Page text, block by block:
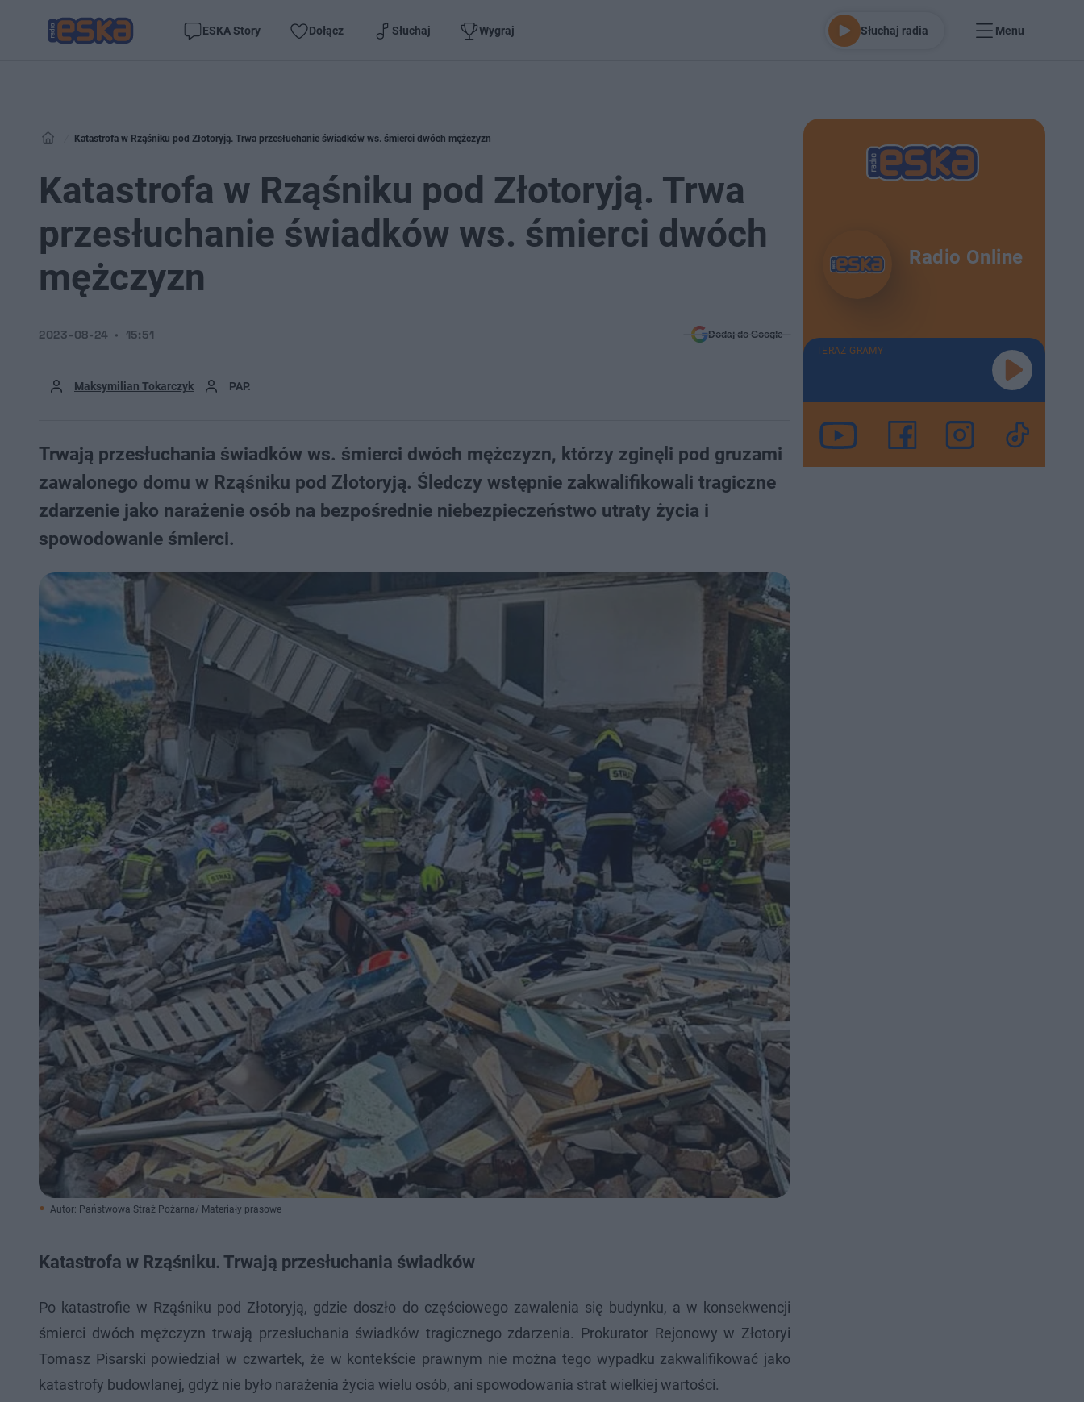
ESKA Story Dołącz Słuchaj Wygraj Słuchaj radia Menu
Katastrofa w Rząśniku pod Złotoryją. Trwa przesłuchanie świadków ws. śmierci dwóch mężczyzn
Katastrofa w Rząśniku pod Złotoryją. Trwa
przesłuchanie świadków ws. śmierci dwóch
mężczyzn
Maksymilian Tokarczyk PAP.
2023-08-24 15:51 Dodaj do Google
Trwają przesłuchania świadków ws. śmierci dwóch mężczyzn, którzy zginęli pod gruzami
zawalonego domu w Rząśniku pod Złotoryją. Śledczy wstępnie zakwalifikowali tragiczne
zdarzenie jako narażenie osób na bezpośrednie niebezpieczeństwo utraty życia i
spowodowanie śmierci.
Autor: Państwowa Straż Pożarna/ Materiały prasowe
Katastrofa w Rząśniku. Trwają przesłuchania świadków
Po katastrofie w Rząśniku pod Złotoryją, gdzie doszło do częściowego zawalenia się budynku, a w konsekwencji
śmierci dwóch mężczyzn trwają przesłuchania świadków tragicznego zdarzenia. Prokurator Rejonowy w Złotoryi
Tomasz Pisarski powiedział w czwartek, że w kontekście prawnym nie można tego wypadku zakwalifikować jako
katastrofy budowlanej, gdyż nie było narażenia życia wielu osób, ani spowodowania strat wielkiej wartości.
Radio Online
TERAZ GRAMY